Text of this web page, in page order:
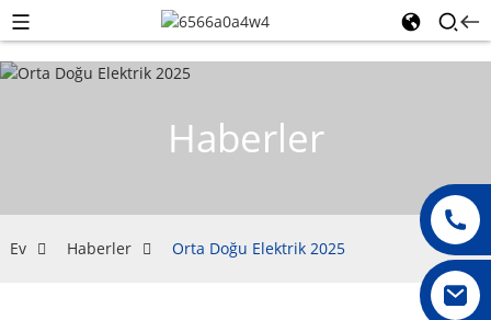
Haberler
Ev Haberler Orta Doğu Elektrik 2025